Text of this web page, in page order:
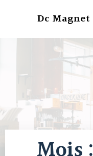
Dc Magnet